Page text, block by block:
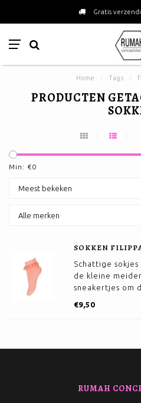
Gratis
Home Tags
PRODUCTEN
Min: €0
SOKKEN
Schattige
de kleine
sneakertjes om
€9,50
RUMAH